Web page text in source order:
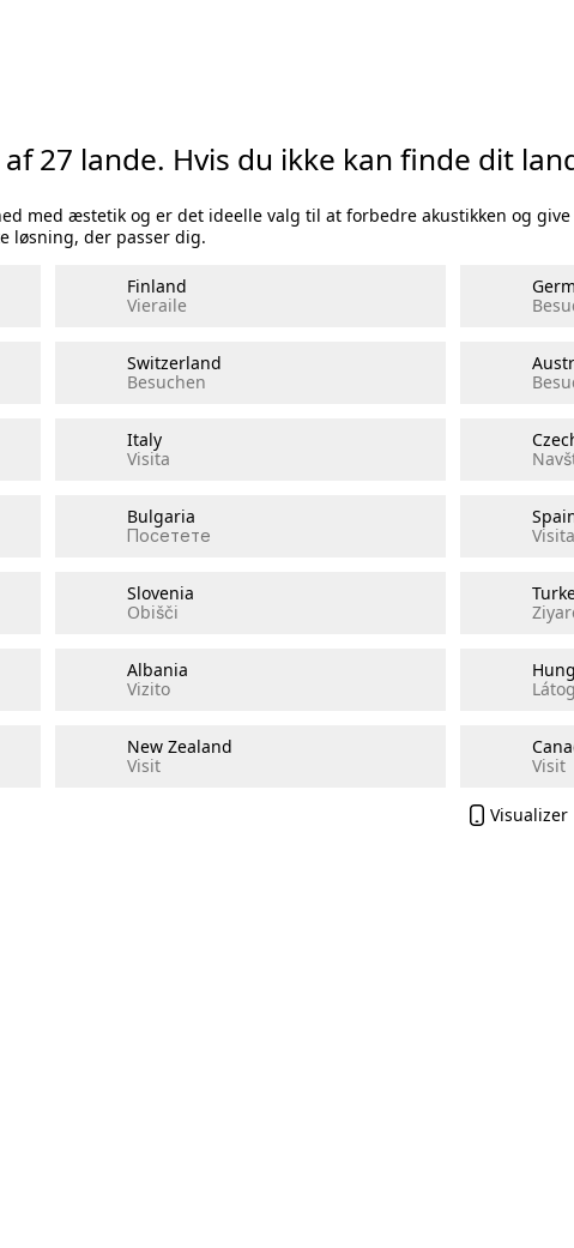
27 lande. Hvis du ikke kan finde dit
med æstetik og er det ideelle valg til at forbedre akustikken og
løsning, der passer dig.
Finland
Vieraile
Switzerland
Besuchen
Italy
Visita
Bulgaria
Посетете
Slovenia
Obišči
Albania
Vizito
New Zealand
Visit
Visit
Visualizer